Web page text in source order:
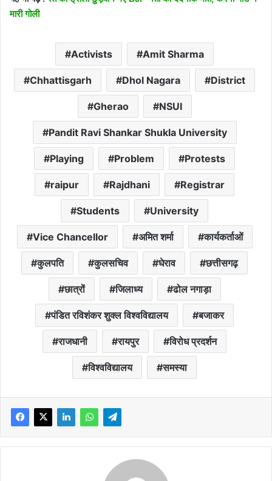
मारी गोली
Activists Amit Sharma
Chhattisgarh Dhol Nagara District
Gherao NSUI
Pandit Ravi Shankar Shukla University
Playing Problem Protests
raipur Rajdhani Registrar
Students University
Vice Chancellor अमित शर्मा कार्यकर्ताओं
कुलपति कुलसचिव घेराव छत्तीसगढ़
छात्रों जिलाध्य ढोल नगाड़ा
पंडित रविशंकर शुक्ल विश्वविद्यालय बजाकर
राजधानी रायपुर विरोध प्रदर्शन
विश्वविद्यालय समस्या